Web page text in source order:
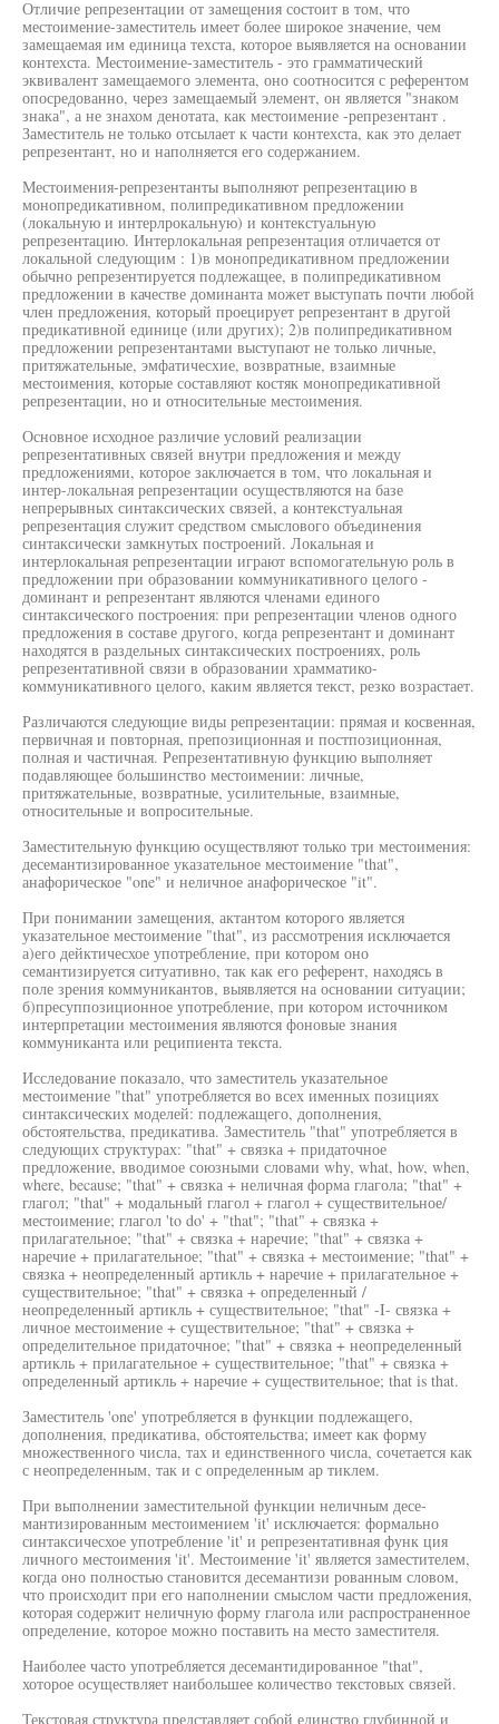
Отличие репрезентации от замещения состоит в том, что
местоимение-заместитель имеет более широкое значение, чем
замещаемая им единица техста, которое выявляется на основании
контехста. Местоимение-заместитель - это грамматический
эквивалент замещаемого элемента, оно соотносится с референтом
опосредованно, через замещаемый элемент, он является "знаком
знака", а не знахом денотата, как местоимение -репрезентант .
Заместитель не только отсылает к части контехста, как это делает
репрезентант, но и наполняется его содержанием.
Местоимения-репрезентанты выполняют репрезентацию в
монопредикативном, полипредикативном предложении
(локальную и интерлрокальную) и контекстуальную
репрезентацию. Интерлокальная репрезентация отличается от
локальной следующим : 1)в монопредикативном предложении
обычно репрезентируется подлежащее, в полипредикативном
предложении в качестве доминанта может выступать почти любой
член предложения, который проецирует репрезентант в другой
предикативной единице (или других); 2)в полипредикативном
предложении репрезентантами выступают не только личные,
притяжательные, эмфатичесхие, возвратные, взаимные
местоимения, которые составляют костяк монопредикативной
репрезентации, но и относительные местоимения.
Основное исходное различие условий реализации
репрезентативных связей внутри предложения и между
предложениями, которое заключается в том, что локальная и
интер-локальная репрезентации осуществляются на базе
непрерывных синтаксических связей, а контекстуальная
репрезентация служит средством смыслового объединения
синтаксически замкнутых построений. Локальная и
интерлокальная репрезентации играют вспомогательную роль в
предложении при образовании коммуникативного целого -
доминант и репрезентант являются членами единого
синтаксического построения: при репрезентации членов одного
предложения в составе другого, когда репрезентант и доминант
находятся в раздельных синтаксических построениях, роль
репрезентативной связи в образовании храмматико-
коммуникативного целого, каким является текст, резко возрастает.
Различаются следующие виды репрезентации: прямая и косвенная,
первичная и повторная, препозиционная и постпозиционная,
полная и частичная. Репрезентативную функцию выполняет
подавляющее большинство местоимении: личные,
притяжательные, возвратные, усилительные, взаимные,
относительные и вопросительные.
Заместительную функцию осуществляют только три местоимения:
десемантизированное указательное местоимение "that",
анафорическое "one" и неличное анафорическое "it".
При понимании замещения, актантом которого является
указательное местоимение "that", из рассмотрения исключается
а)его дейктичесхое употребление, при котором оно
семантизируется ситуативно, так как его референт, находясь в
поле зрения коммуникантов, выявляется на основании ситуации;
б)пресуппозиционное употребление, при котором источником
интерпретации местоимения являются фоновые знания
коммуниканта или реципиента текста.
Исследование показало, что заместитель указательное
местоимение "that" употребляется во всех именных позициях
синтаксических моделей: подлежащего, дополнения,
обстоятельства, предикатива. Заместитель "that" употребляется в
следующих структурах: "that" + связка + придаточное
предложение, вводимое союзными словами why, what, how, when,
where, because; "that" + связка + неличная форма глагола; "that" +
глагол; "that" + модальный глагол + глагол + существительное/
местоимение; глагол 'to do' + "that"; "that" + связка +
прилагательное; "that" + связка + наречие; "that" + связка +
наречие + прилагательное; "that" + связка + местоимение; "that" +
связка + неопределенный артикль + наречие + прилагательное +
существительное; "that" + связка + определенный /
неопределенный артикль + существительное; "that" -I- связка +
личное местоимение + существительное; "that" + связка +
определительное придаточное; "that" + связка + неопределенный
артикль + прилагательное + существительное; "that" + связка +
определенный артикль + наречие + существительное; that is that.
Заместитель 'one' употребляется в функции подлежащего,
дополнения, предикатива, обстоятельства; имеет как форму
множественного числа, тах и единственного числа, сочетается как
с неопределенным, так и с определенным ар тиклем.
При выполнении заместительной функции неличным десе-
мантизированным местоимением 'it' исключается: формально
синтаксичесхое употребление 'it' и репрезентативная функ ция
личного местоимения 'it'. Местоимение 'it' является заместителем,
когда оно полностью становится десемантизи рованным словом,
что происходит при его наполнении смыслом части предложения,
которая содержит неличную форму глагола или распространенное
определение, которое можно поставить на место заместителя.
Наиболее часто употребляется десемантидированное "that",
хоторое осуществляет наибольшее количество текстовых связей.
Текстовая структура представляет собой единство глубинной и